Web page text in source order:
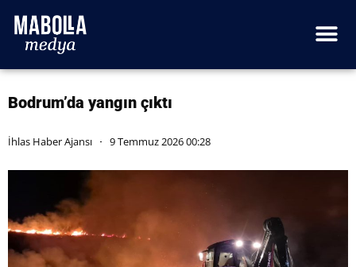
Bodrum’da yangın çıktı
İhlas Haber Ajansı 9 Temmuz 2026 00:28